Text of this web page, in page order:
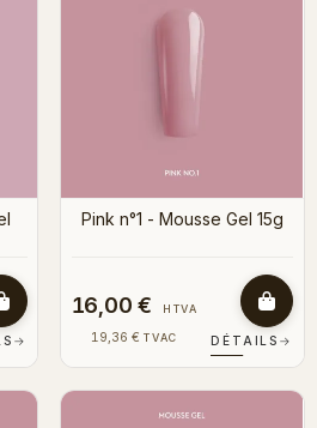
→
Pink n°1 - Mousse Gel 15g
16,00 € HTVA
19,36 € TVAC DÉTAILS →